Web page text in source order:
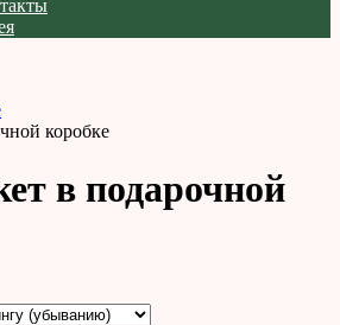
коробке
в подарочной